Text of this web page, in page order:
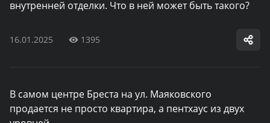
внутренней отделки. Что в ней может быть такого?
16.01.2025 1395
В самом центре Бреста на ул. Маяковского
продается не просто квартира, а пентхаус из двух